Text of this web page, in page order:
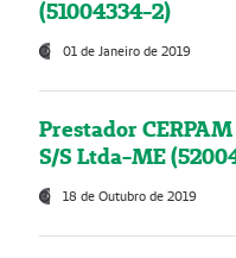
(51004334-2)
01 de Janeiro de 2019
Prestador
S/S Ltda-ME
18 de Outubro de 2019